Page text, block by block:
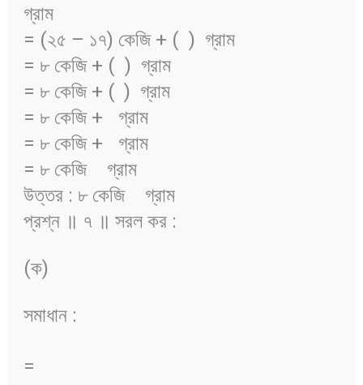
গ্রাম
= (২৫ – ১৭) কেজি + ( ) গ্রাম
= ৮ কেজি + ( ) গ্রাম
= ৮ কেজি + ( ) গ্রাম
= ৮ কেজি +
গ্রাম
= ৮ কেজি +
গ্রাম
= ৮ কেজি
গ্রাম
উত্তর : ৮ কেজি
গ্রাম
প্রশ্ন ॥ ৭ ॥ সরল কর :
(ক)
সমাধান :
=